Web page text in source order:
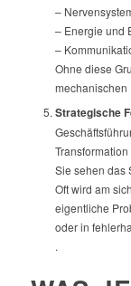
–
– Energie und
–
Ohne diese
mechanischen
Strategische
Sie sehen das
Oft wird am
eigentliche
oder in
.